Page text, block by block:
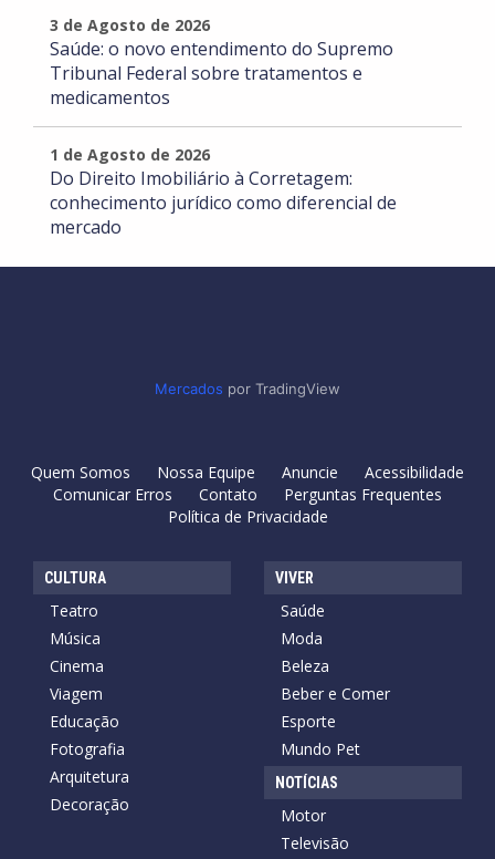
3 de Agosto de 2026
Saúde: o novo entendimento do Supremo
Tribunal Federal sobre tratamentos e
medicamentos
1 de Agosto de 2026
Do Direito Imobiliário à Corretagem:
conhecimento jurídico como diferencial de
mercado
Mercados por TradingView
Quem Somos Nossa Equipe Anuncie
Acessibilidade
Comunicar Erros
Contato
Perguntas Frequentes
Política de Privacidade
CULTURA
Teatro
Música
Cinema
Viagem
Educação
Fotografia
Arquitetura
Decoração
VIVER
Saúde
Moda
Beleza
Beber e Comer
Esporte
Mundo Pet
NOTÍCIAS
Motor
Televisão